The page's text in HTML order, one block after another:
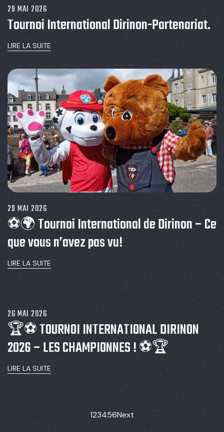
29 MAI 2026
Tournoi International Dirinon-Partenariat.
LIRE LA SUITE
29 MAI 2026
⚽🌍 Tournoi International de Dirinon – Ce
que vous n’avez pas vu!
LIRE LA SUITE
26 MAI 2026
🏆⚽ TOURNOI INTERNATIONAL DIRINON
2026 – LES CHAMPIONNES ! ⚽🏆
LIRE LA SUITE
123456Next